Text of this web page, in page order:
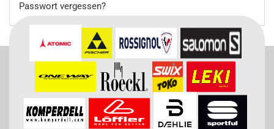
Passwort vergessen?